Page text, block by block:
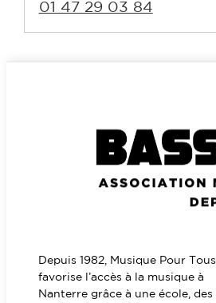
01 47 29 03 84
Depuis 1982, Musique Pour Tous
favorise l’accès à la musique à
Nanterre grâce à une école, des